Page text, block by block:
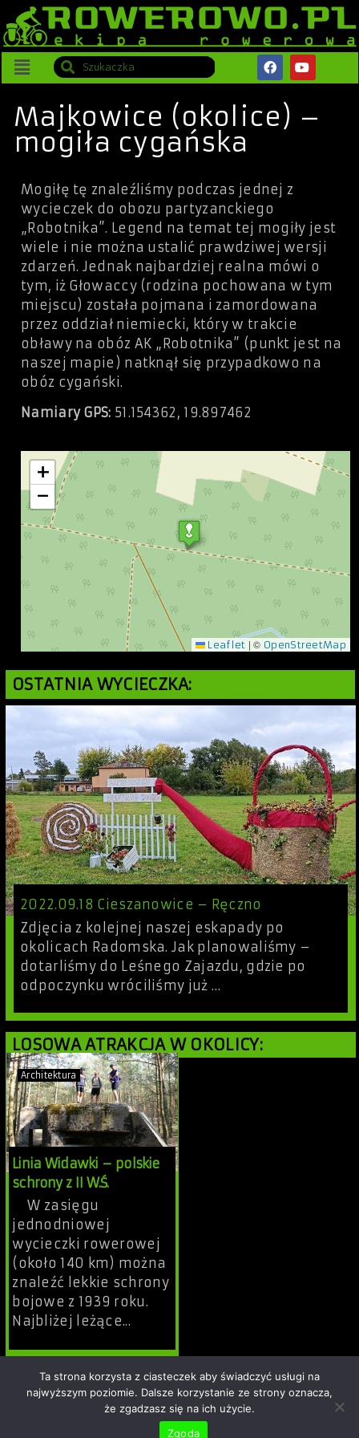
Majkowice (okolice) –
mogiła cygańska
Mogiłę tę znaleźliśmy podczas jednej z
wycieczek do obozu partyzanckiego
„Robotnika”. Legend na temat tej mogiły jest
wiele i nie można ustalić prawdziwej wersji
zdarzeń. Jednak najbardziej realna mówi o
tym, iż Głowaccy (rodzina pochowana w tym
miejscu) została pojmana i zamordowana
przez oddział niemiecki, który w trakcie
obławy na obóz AK „Robotnika” (punkt jest na
naszej mapie) natknął się przypadkowo na
obóz cygański.
Namiary GPS: 51.154362, 19.897462
+
−
Leaflet | © OpenStreetMap
OSTATNIA WYCIECZKA:
2022.09.18 Cieszanowice – Ręczno
Zdjęcia z kolejnej naszej eskapady po
okolicach Radomska. Jak planowaliśmy –
dotarliśmy do Leśnego Zajazdu, gdzie po
odpoczynku wróciliśmy już …
LOSOWA ATRAKCJA W OKOLICY:
Architektura
Linia Widawki – polskie
schrony z II W.Ś.
W zasięgu
jednodniowej
wycieczki rowerowej
(około 140 km) można
znaleźć lekkie schrony
bojowe z 1939 roku.
Najbliżej leżące...
admin 23 grudnia, 2021 01:05
Udostępnij
Copyright © 2026 Rowerowo.pl - ekipa rowerowa z
Ta strona korzysta z ciasteczek aby świadczyć usługi na
najwyższym poziomie. Dalsze korzystanie ze strony oznacza,
że zgadzasz się na ich użycie.
Zgoda